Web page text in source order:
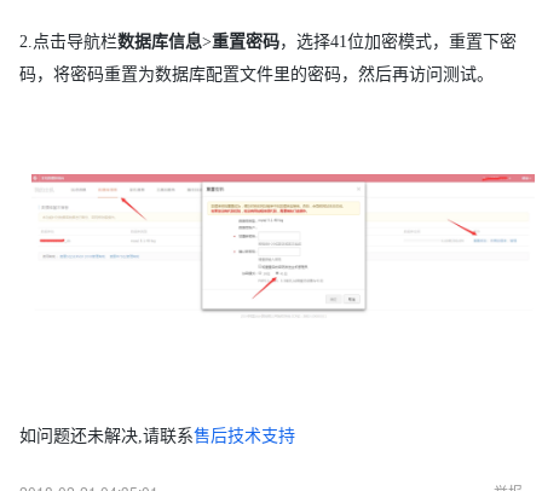
2.点击导航栏数据库信息>重置密码，选择41位加密模式，重置下密
码，将密码重置为数据库配置文件里的密码，然后再访问测试。
如问题还未解决,请联系售后技术支持